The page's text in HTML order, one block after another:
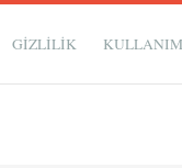
GIZLILIK